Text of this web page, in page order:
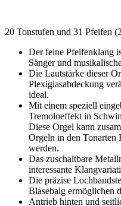
20 Tonstufen und 31 Pfeifen
Der feine Pfeifenklang
Sänger und
Die Lautstärke dieser
Plexiglasabdeckung
ideal.
Mit einem speziell
Tremoloeffekt in
Diese Orgel kann
Orgeln in den
werden.
Das zuschaltbare
interessante
Die präzise
Blasebalg ermöglichen
Antrieb hinten und